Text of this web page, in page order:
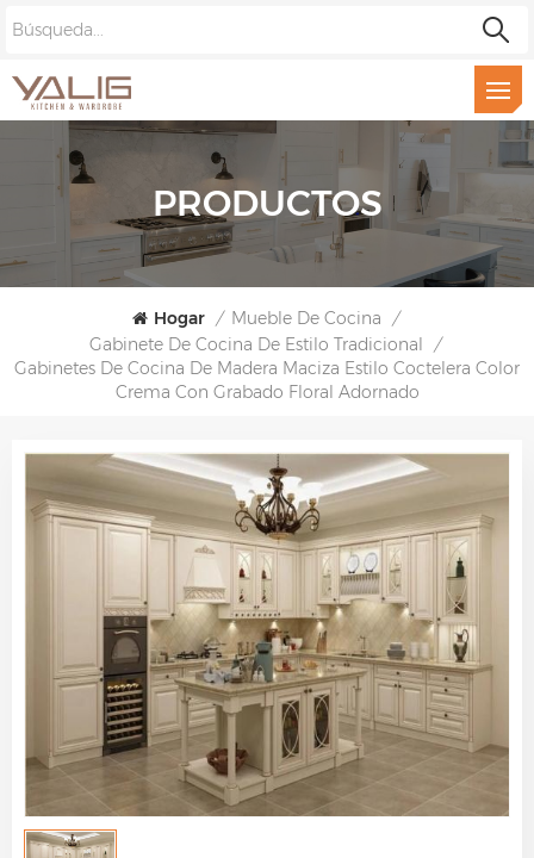
PRODUCTOS
Hogar / Mueble De Cocina /
Gabinete De Cocina De Estilo Tradicional /
Gabinetes De Cocina De Madera Maciza Estilo Coctelera Color
Crema Con Grabado Floral Adornado